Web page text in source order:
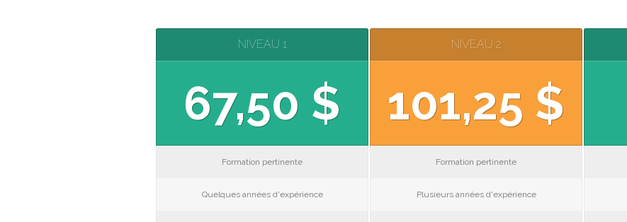
NIVEAU 1
67,50 $
Formation pertinente
Quelques années d'expérience
NIVEAU 2
101,25 $
Formation pertinente
Plusieurs années d'expérience